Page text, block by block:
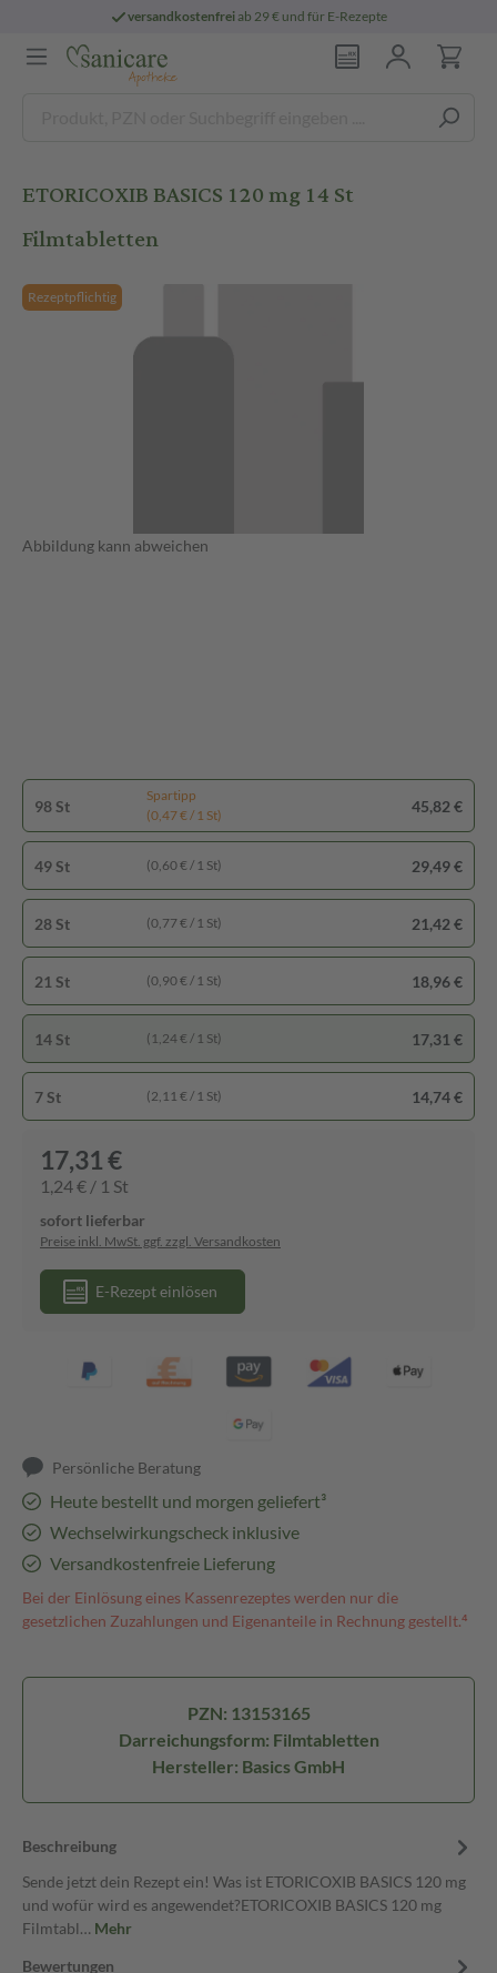
versandkostenfreiab 29 € und für E-Rezepte
ETORICOXIB BASICS 120 mg 14 St
Filmtabletten
Rezeptpflichtig
Abbildung kann abweichen
98 St
Spartipp
(0,47 € / 1 St)
45,82 €
49 St (0,60 € / 1 St) 29,49 €
28 St (0,77 € / 1 St) 21,42 €
21 St (0,90 € / 1 St) 18,96 €
14 St (1,24 € / 1 St) 17,31 €
7 St (2,11 € / 1 St) 14,74 €
17,31 €
1,24 € / 1 St
sofort lieferbar
Preise inkl. MwSt. ggf. zzgl. Versandkosten
E-Rezept einlösen
Persönliche Beratung
Heute bestellt und morgen geliefert³
Wechselwirkungscheck inklusive
Versandkostenfreie Lieferung
Bei der Einlösung eines Kassenrezeptes werden nur die
gesetzlichen Zuzahlungen und Eigenanteile in Rechnung gestellt.⁴
PZN: 13153165
Darreichungsform: Filmtabletten
Hersteller: Basics GmbH
Beschreibung
Sende jetzt dein Rezept ein! Was ist ETORICOXIB BASICS 120 mg
und wofür wird es angewendet?ETORICOXIB BASICS 120 mg
Filmtabl… Mehr
Bewertungen